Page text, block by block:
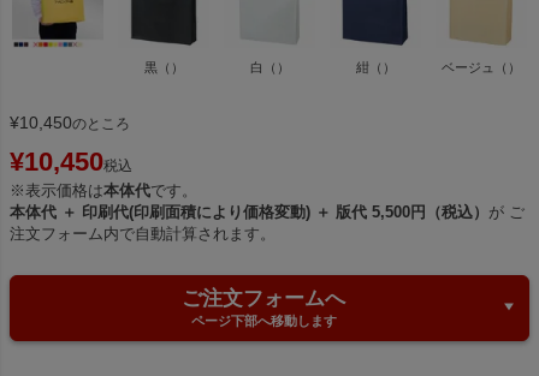
黒（） 白（） 紺（） ベージュ（）
¥10,450のところ
¥10,450税込
※表示価格は本体代です。
本体代 ＋ 印刷代(印刷面積により価格変動) ＋ 版代 5,500円（税込） が ご
注文フォーム内で自動計算されます。
ご注文フォームへ
ページ下部へ移動します